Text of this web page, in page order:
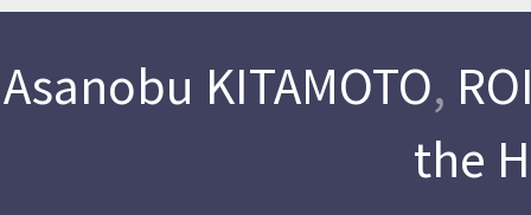
Asanobu KITAMOTO,
the